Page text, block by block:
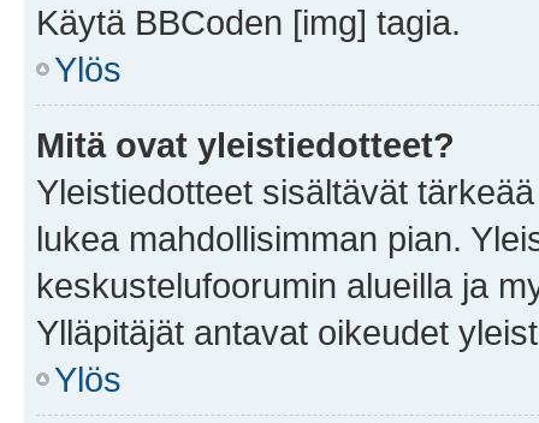
Käytä BBCoden [img] tagia.
Ylös
Mitä ovat yleistiedotteet?
Yleistiedotteet sisältävät
lukea mahdollisimman pian.
keskustelufoorumin alueilla ja
Ylläpitäjät antavat oikeudet
Ylös